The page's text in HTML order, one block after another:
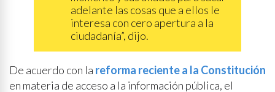
adelante las cosas que a ellos le
interesa con cero apertura a la
ciudadanía”, dijo.
De acuerdo con la reforma reciente a la Constitución
en materia de acceso a la información pública, el